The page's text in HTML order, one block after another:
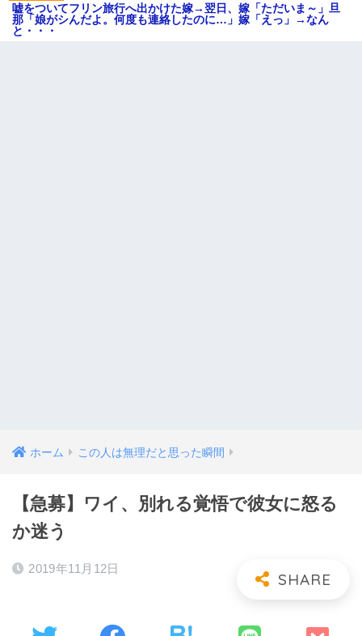
嘘をついてフリン旅行へ出かけた嫁→翌日、嫁「ただいま～」旦
那「娘がシんだよ。何度も連絡したのに…」嫁「えっ」→なん
と・・・
ホーム この人は無理だと思った瞬間
【急募】ワイ、別れる覚悟で彼女に怒る
か迷う
2019年11月12日